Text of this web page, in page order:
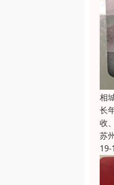
相
长
收
苏
19-